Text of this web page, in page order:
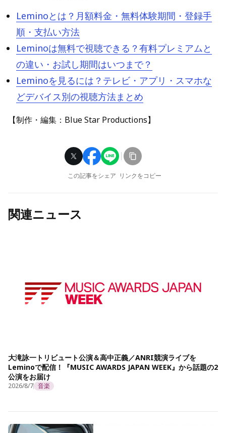
Leminoとは？月額料金・無料体験期間・登録手
順・支払い方法
Leminoは無料で視聴できる？有料プレミアムと
の違い・お試し期間はいつまで？
Leminoを見るには？テレビ・アプリ・スマホな
どデバイス別の視聴方法まとめ
【制作・編集：Blue Star Productions】
この記事をシェア リンクをコピー
関連ニュース
大滝詠一トリビュート公演＆高中正義／ANRI競演ライブを
Leminoで配信！『MUSIC AWARDS JAPAN WEEK』から話題の2
公演をお届け
2026/8/7 音楽